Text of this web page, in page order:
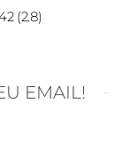
(2.8)
EMAIL!